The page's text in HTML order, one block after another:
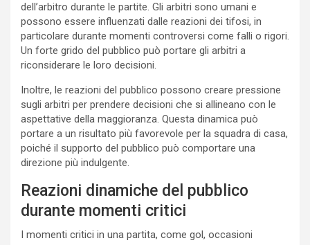
dell’arbitro durante le partite. Gli arbitri sono umani e
possono essere influenzati dalle reazioni dei tifosi, in
particolare durante momenti controversi come falli o rigori.
Un forte grido del pubblico può portare gli arbitri a
riconsiderare le loro decisioni.
Inoltre, le reazioni del pubblico possono creare pressione
sugli arbitri per prendere decisioni che si allineano con le
aspettative della maggioranza. Questa dinamica può
portare a un risultato più favorevole per la squadra di casa,
poiché il supporto del pubblico può comportare una
direzione più indulgente.
Reazioni dinamiche del pubblico
durante momenti critici
I momenti critici in una partita, come gol, occasioni